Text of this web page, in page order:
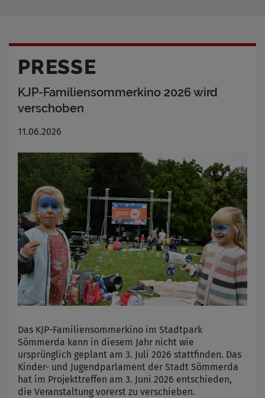
PRESSE
KJP-Familiensommerkino 2026 wird
verschoben
11.06.2026
Das KJP-Familiensommerkino im Stadtpark
Sömmerda kann in diesem Jahr nicht wie
ursprünglich geplant am 3. Juli 2026 stattfinden. Das
Kinder- und Jugendparlament der Stadt Sömmerda
hat im Projekttreffen am 3. Juni 2026 entschieden,
die Veranstaltung vorerst zu verschieben.